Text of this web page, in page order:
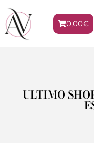
0,00€
ULTIMO